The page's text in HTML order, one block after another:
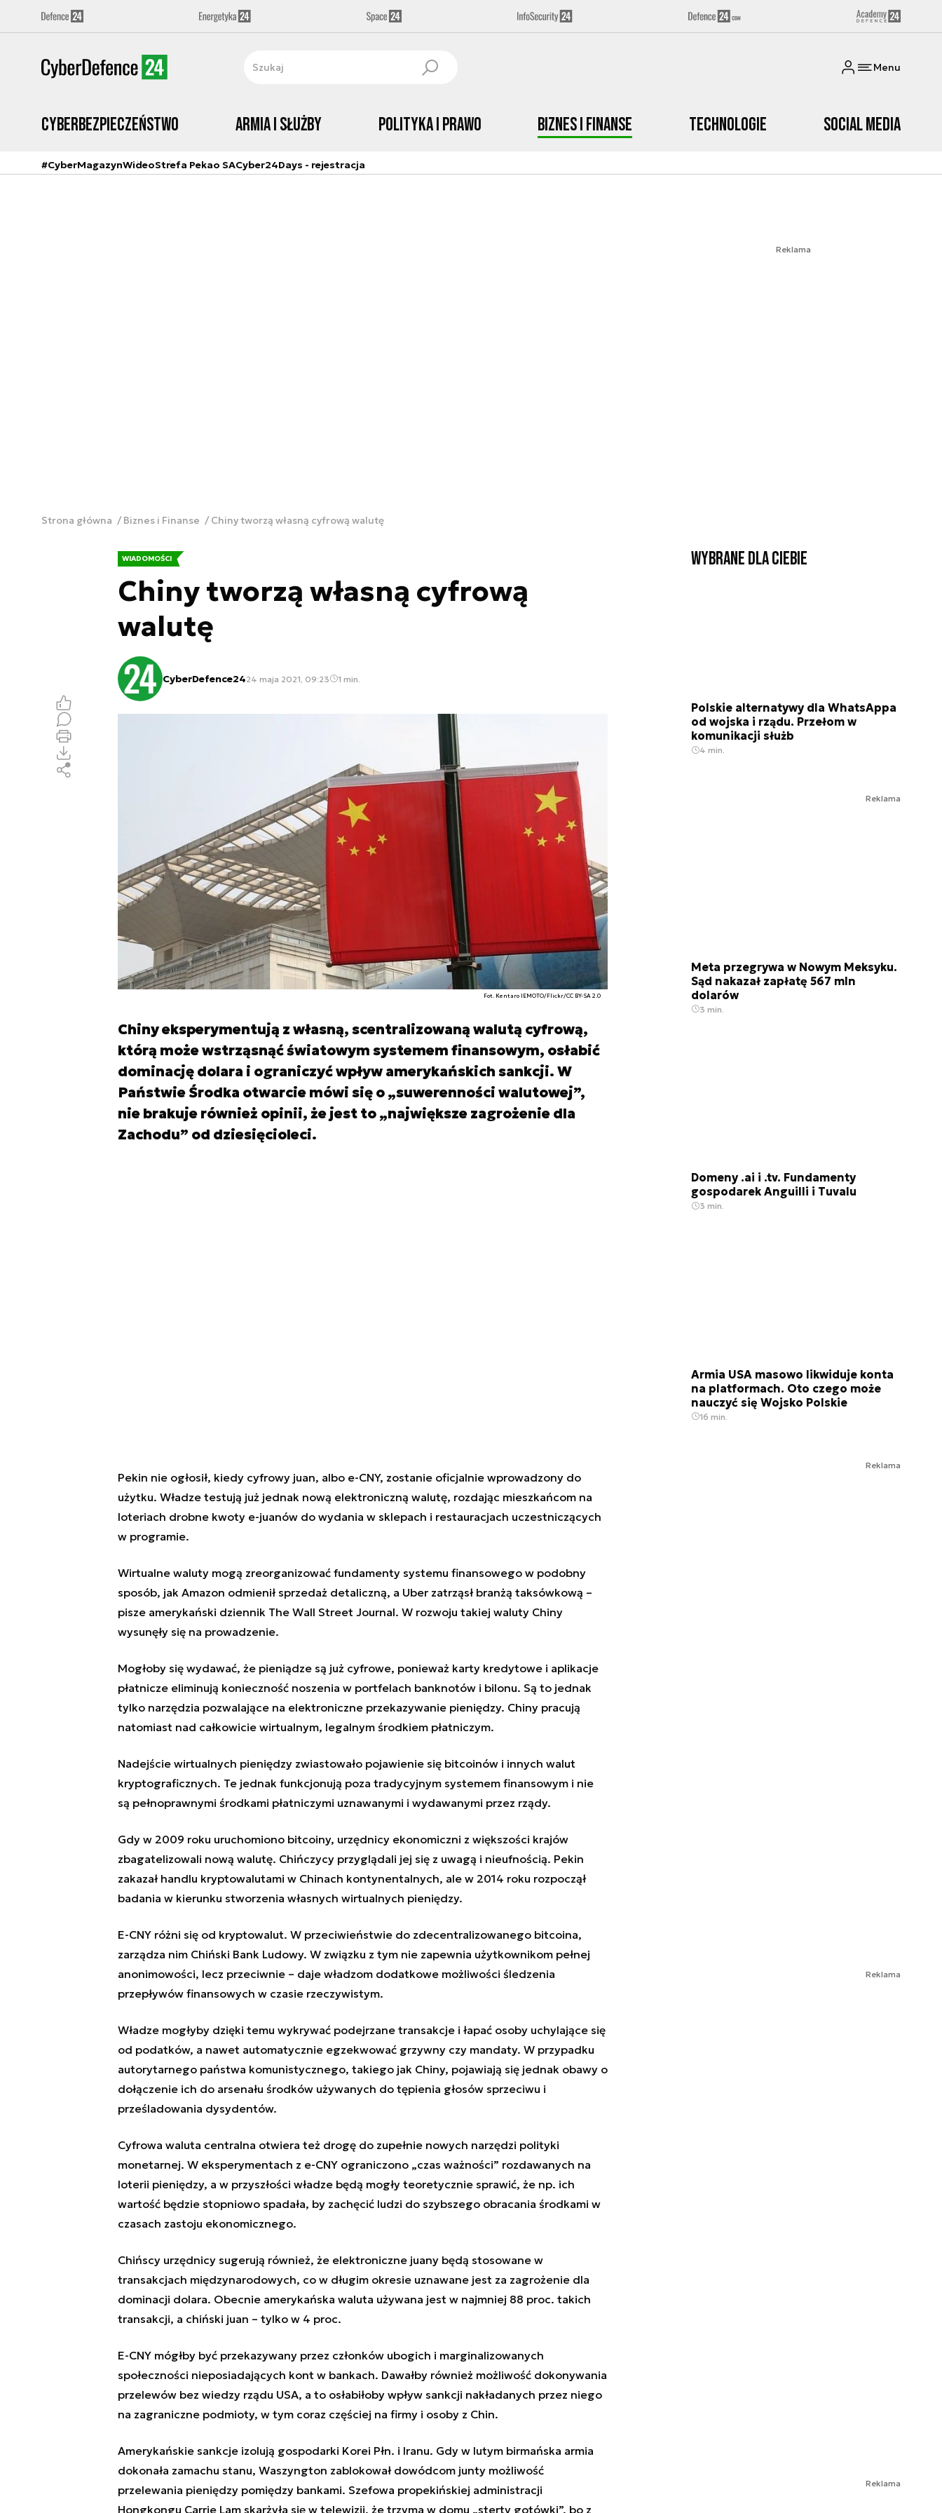
Menu
Cyberbezpieczeństwo Armia i Służby Polityka i prawo Biznes i Finanse Technologie Social media
#CyberMagazynWideoStrefa Pekao SACyber24Days - rejestracja
Reklama
Strona główna Biznes i Finanse Chiny tworzą własną cyfrową walutę
WIADOMOŚCI
Chiny tworzą własną cyfrową
walutę
CyberDefence2424 maja 2021, 09:23 1 min.
Fot. Kentaro IEMOTO/Flickr/CC BY-SA 2.0
Chiny eksperymentują z własną, scentralizowaną walutą cyfrową,
którą może wstrząsnąć światowym systemem finansowym, osłabić
dominację dolara i ograniczyć wpływ amerykańskich sankcji. W
Państwie Środka otwarcie mówi się o „suwerenności walutowej”,
nie brakuje również opinii, że jest to „największe zagrożenie dla
Zachodu” od dziesięcioleci.
Pekin nie ogłosił, kiedy cyfrowy juan, albo e-CNY, zostanie oficjalnie wprowadzony do
użytku. Władze testują już jednak nową elektroniczną walutę, rozdając mieszkańcom na
loteriach drobne kwoty e-juanów do wydania w sklepach i restauracjach uczestniczących
w programie.
Wirtualne waluty mogą zreorganizować fundamenty systemu finansowego w podobny
sposób, jak Amazon odmienił sprzedaż detaliczną, a Uber zatrząsł branżą taksówkową –
pisze amerykański dziennik The Wall Street Journal. W rozwoju takiej waluty Chiny
wysunęły się na prowadzenie.
Mogłoby się wydawać, że pieniądze są już cyfrowe, ponieważ karty kredytowe i aplikacje
płatnicze eliminują konieczność noszenia w portfelach banknotów i bilonu. Są to jednak
tylko narzędzia pozwalające na elektroniczne przekazywanie pieniędzy. Chiny pracują
natomiast nad całkowicie wirtualnym, legalnym środkiem płatniczym.
Nadejście wirtualnych pieniędzy zwiastowało pojawienie się bitcoinów i innych walut
kryptograficznych. Te jednak funkcjonują poza tradycyjnym systemem finansowym i nie
są pełnoprawnymi środkami płatniczymi uznawanymi i wydawanymi przez rządy.
Gdy w 2009 roku uruchomiono bitcoiny, urzędnicy ekonomiczni z większości krajów
zbagatelizowali nową walutę. Chińczycy przyglądali jej się z uwagą i nieufnością. Pekin
zakazał handlu kryptowalutami w Chinach kontynentalnych, ale w 2014 roku rozpoczął
badania w kierunku stworzenia własnych wirtualnych pieniędzy.
E-CNY różni się od kryptowalut. W przeciwieństwie do zdecentralizowanego bitcoina,
zarządza nim Chiński Bank Ludowy. W związku z tym nie zapewnia użytkownikom pełnej
anonimowości, lecz przeciwnie – daje władzom dodatkowe możliwości śledzenia
przepływów finansowych w czasie rzeczywistym.
Władze mogłyby dzięki temu wykrywać podejrzane transakcje i łapać osoby uchylające się
od podatków, a nawet automatycznie egzekwować grzywny czy mandaty. W przypadku
autorytarnego państwa komunistycznego, takiego jak Chiny, pojawiają się jednak obawy o
dołączenie ich do arsenału środków używanych do tępienia głosów sprzeciwu i
prześladowania dysydentów.
Cyfrowa waluta centralna otwiera też drogę do zupełnie nowych narzędzi polityki
monetarnej. W eksperymentach z e-CNY ograniczono „czas ważności” rozdawanych na
loterii pieniędzy, a w przyszłości władze będą mogły teoretycznie sprawić, że np. ich
wartość będzie stopniowo spadała, by zachęcić ludzi do szybszego obracania środkami w
czasach zastoju ekonomicznego.
Chińscy urzędnicy sugerują również, że elektroniczne juany będą stosowane w
transakcjach międzynarodowych, co w długim okresie uznawane jest za zagrożenie dla
dominacji dolara. Obecnie amerykańska waluta używana jest w najmniej 88 proc. takich
transakcji, a chiński juan – tylko w 4 proc.
E-CNY mógłby być przekazywany przez członków ubogich i marginalizowanych
społeczności nieposiadających kont w bankach. Dawałby również możliwość dokonywania
przelewów bez wiedzy rządu USA, a to osłabiłoby wpływ sankcji nakładanych przez niego
na zagraniczne podmioty, w tym coraz częściej na firmy i osoby z Chin.
Amerykańskie sankcje izolują gospodarki Korei Płn. i Iranu. Gdy w lutym birmańska armia
dokonała zamachu stanu, Waszyngton zablokował dowódcom junty możliwość
przelewania pieniędzy pomiędzy bankami. Szefowa propekińskiej administracji
Hongkongu Carrie Lam skarżyła się w telewizji, że trzyma w domu „sterty gotówki”, bo z
Wybrane dla Ciebie
Polskie alternatywy dla WhatsAppa
od wojska i rządu. Przełom w
komunikacji służb
4 min.
Reklama
Meta przegrywa w Nowym Meksyku.
Sąd nakazał zapłatę 567 mln
dolarów
3 min.
Domeny .ai i .tv. Fundamenty
gospodarek Anguilli i Tuvalu
3 min.
Armia USA masowo likwiduje konta
na platformach. Oto czego może
nauczyć się Wojsko Polskie
16 min.
Reklama
Reklama
Reklama